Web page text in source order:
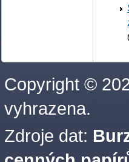
Copyright ©
vyhrazena.
Zdroje dat: